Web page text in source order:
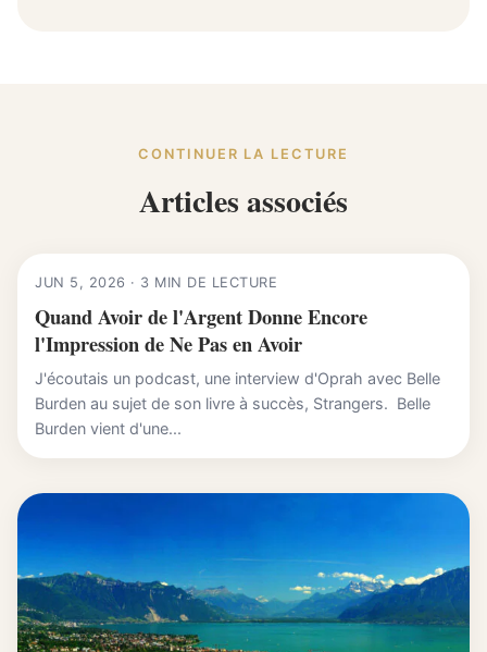
CONTINUER LA LECTURE
Articles associés
JUN 5, 2026 · 3 MIN DE LECTURE
Quand Avoir de l'Argent Donne Encore
l'Impression de Ne Pas en Avoir
J'écoutais un podcast, une interview d'Oprah avec Belle
Burden au sujet de son livre à succès, Strangers. Belle
Burden vient d'une...